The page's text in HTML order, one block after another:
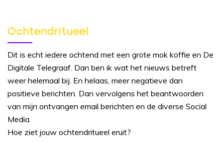
Ochtendritueel
Dit is echt iedere ochtend met een grote mok koffie en De
Digitale Telegraaf. Dan ben ik wat het nieuws betreft
weer helemaal bij. En helaas, meer negatieve dan
positieve berichten. Dan vervolgens het beantwoorden
van mijn ontvangen email berichten en de diverse Social
Media.
Hoe ziet jouw ochtendritueel eruit?